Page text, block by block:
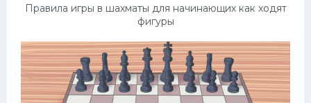
Правила игры в шахматы для начинающих как ходят
фигуры